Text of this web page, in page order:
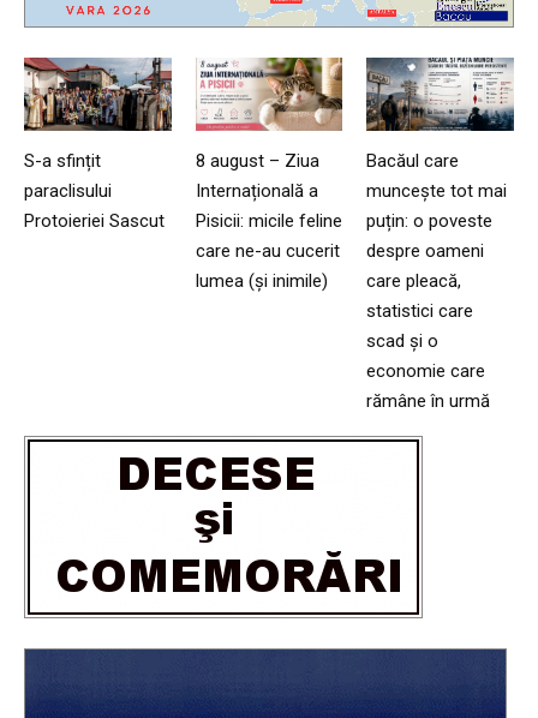
S-a sfințit
paraclisului
Protoieriei Sascut
8 august – Ziua
Internațională a
Pisicii: micile feline
care ne-au cucerit
lumea (și inimile)
Bacăul care
muncește tot mai
puțin: o poveste
despre oameni
care pleacă,
statistici care
scad și o
economie care
rămâne în urmă